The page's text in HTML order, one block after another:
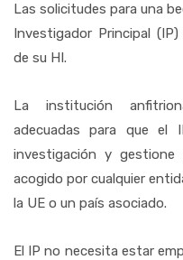
Las solicitudes para una
Investigador Principal
de su HI.
La institución
adecuadas para que el
investigación y gestione
acogido por cualquier
la UE o un país asociado.
El IP no necesita estar